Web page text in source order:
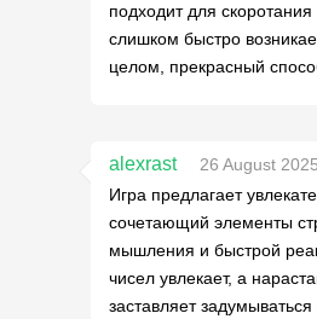
подходит для
слишком быстро
целом, прекрасный
alexrast
26 August
Игра предлагает
сочетающий элементы
мышления и быстрой
чисел увлекает, а
заставляет